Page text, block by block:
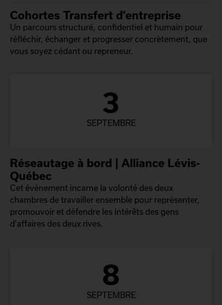
Cohortes Transfert d’entreprise
Un parcours structuré, confidentiel et humain pour
réfléchir, échanger et progresser concrètement, que
vous soyez cédant ou repreneur.
3
SEPTEMBRE
Réseautage à bord | Alliance Lévis-
Québec
Cet événement incarne la volonté des deux
chambres de travailler ensemble pour représenter,
promouvoir et défendre les intérêts des gens
d'affaires des deux rives.
8
SEPTEMBRE